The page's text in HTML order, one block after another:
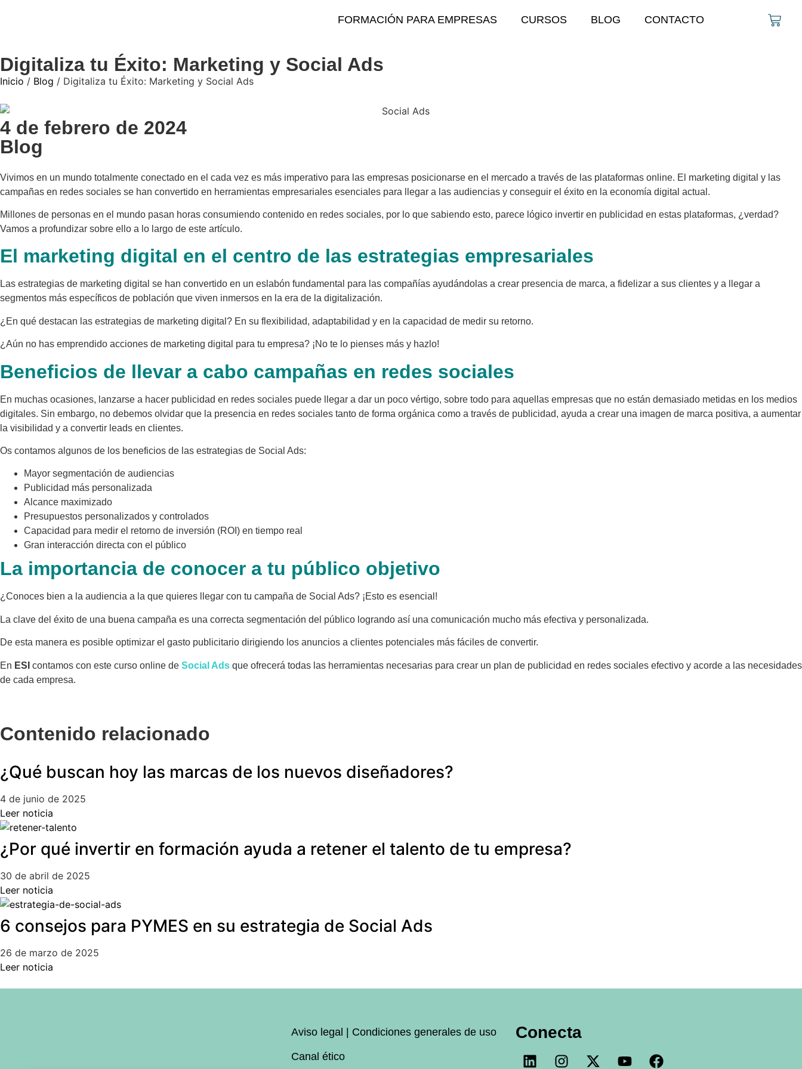
FORMACIÓN PARA EMPRESAS CURSOS BLOG CONTACTO
Digitaliza tu Éxito: Marketing y Social Ads
Inicio / Blog / Digitaliza tu Éxito: Marketing y Social Ads
4 de febrero de 2024
Blog
Vivimos en un mundo totalmente conectado en el cada vez es más imperativo para las empresas posicionarse en el mercado a través de las plataformas online. El marketing digital y las
campañas en redes sociales se han convertido en herramientas empresariales esenciales para llegar a las audiencias y conseguir el éxito en la economía digital actual.
Millones de personas en el mundo pasan horas consumiendo contenido en redes sociales, por lo que sabiendo esto, parece lógico invertir en publicidad en estas plataformas, ¿verdad?
Vamos a profundizar sobre ello a lo largo de este artículo.
El marketing digital en el centro de las estrategias empresariales
Las estrategias de marketing digital se han convertido en un eslabón fundamental para las compañías ayudándolas a crear presencia de marca, a fidelizar a sus clientes y a llegar a
segmentos más específicos de población que viven inmersos en la era de la digitalización.
¿En qué destacan las estrategias de marketing digital? En su flexibilidad, adaptabilidad y en la capacidad de medir su retorno.
¿Aún no has emprendido acciones de marketing digital para tu empresa? ¡No te lo pienses más y hazlo!
Beneficios de llevar a cabo campañas en redes sociales
En muchas ocasiones, lanzarse a hacer publicidad en redes sociales puede llegar a dar un poco vértigo, sobre todo para aquellas empresas que no están demasiado metidas en los medios
digitales. Sin embargo, no debemos olvidar que la presencia en redes sociales tanto de forma orgánica como a través de publicidad, ayuda a crear una imagen de marca positiva, a aumentar
la visibilidad y a convertir leads en clientes.
Os contamos algunos de los beneficios de las estrategias de Social Ads:
Mayor segmentación de audiencias
Publicidad más personalizada
Alcance maximizado
Presupuestos personalizados y controlados
Capacidad para medir el retorno de inversión (ROI) en tiempo real
Gran interacción directa con el público
La importancia de conocer a tu público objetivo
¿Conoces bien a la audiencia a la que quieres llegar con tu campaña de Social Ads? ¡Esto es esencial!
La clave del éxito de una buena campaña es una correcta segmentación del público logrando así una comunicación mucho más efectiva y personalizada.
De esta manera es posible optimizar el gasto publicitario dirigiendo los anuncios a clientes potenciales más fáciles de convertir.
En ESI contamos con este curso online de Social Ads que ofrecerá todas las herramientas necesarias para crear un plan de publicidad en redes sociales efectivo y acorde a las necesidades
de cada empresa.
Contenido relacionado
¿Qué buscan hoy las marcas de los nuevos diseñadores?
4 de junio de 2025
Leer noticia
¿Por qué invertir en formación ayuda a retener el talento de tu empresa?
30 de abril de 2025
Leer noticia
6 consejos para PYMES en su estrategia de Social Ads
26 de marzo de 2025
Leer noticia
Aviso legal | Condiciones generales de uso
Canal ético
Conecta